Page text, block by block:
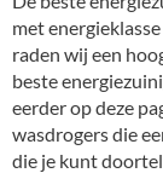
met
raden wij een
beste
eerder op deze
wasdrogers die
die je kunt